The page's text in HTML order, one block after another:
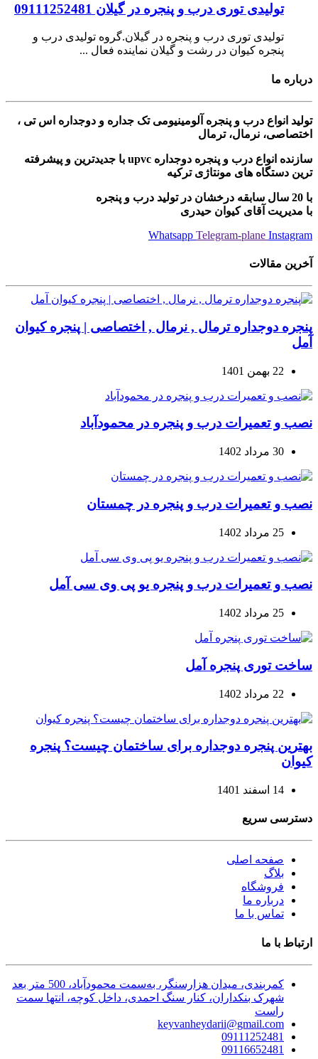
تولیدی توری درب و پنجره در گیلان 09111252481
تولیدی توری درب و پنجره در گیلان.گروه تولیدی درب و
پنجره کیوان در رشت و گیلان نماینده فعال ...
درباره ما
تولید انواع درب و پنجره آلومینیومی تک جداره و دوجداره اس تی ،
اختصاصی، نرمال، ترمال
سازنده انواع درب و پنجره دوجداره upvc با جدیدترین و پیشرفته
ترین دستگاه های مونتاژی ترکیه
با 20 سال سابقه درخشان در تولید درب و پنجره
با مدیریت آقای کیوان حیدری
Whatsapp Telegram-plane Instagram
آخرین مقالات
پنجره دوجداره ترمال , نرمال , اختصاصی | پنجره کیوان
آمل
22 بهمن 1401
نصب و تعمیرات درب و پنجره در محمودآباد
30 مرداد 1402
نصب و تعمیرات درب و پنجره در چمستان
25 مرداد 1402
نصب و تعمیرات درب و پنجره یو پی وی سی آمل
25 مرداد 1402
ساخت توری پنجره آمل
22 مرداد 1402
بهترین پنجره دوجداره برای ساختمان چیست؟ پنجره
کیوان
14 اسفند 1401
دسترسی سریع
صفحه اصلی
بلاگ
فروشگاه
درباره ما
تماس با ما
ارتباط با ما
کمربندی، میدان هزارسنگر، به‌سمت محمودآباد، 500 متر بعد
شهرک بنکداران، کنار سنگ احمدی، داخل کوچه، انتها سمت
راست
keyvanheydarii@gmail.com
09111252481
09116652481